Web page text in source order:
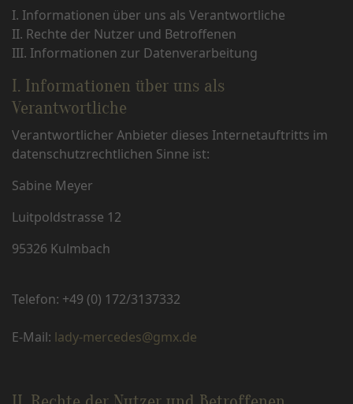
I. Informationen über uns als Verantwortliche
II. Rechte der Nutzer und Betroffenen
III. Informationen zur Datenverarbeitung
I. Informationen über uns als
Verantwortliche
Verantwortlicher Anbieter dieses Internetauftritts im
datenschutzrechtlichen Sinne ist:
Sabine Meyer
Luitpoldstrasse 12
95326 Kulmbach
Telefon: +49 (0) 172/3137332
E-Mail: lady-mercedes@gmx.de